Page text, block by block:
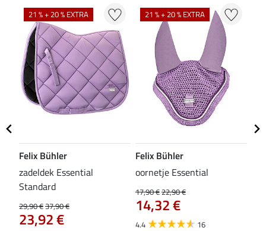
21 % + 20 % EXTRA
Felix Bühler
zadeldek Essential
Standard
29,90 €37,90 €
23,92 €
21 % + 20 % EXTRA
Felix Bühler
oornetje Essential
17,90 €22,90 €
14,32 €
4.4 16